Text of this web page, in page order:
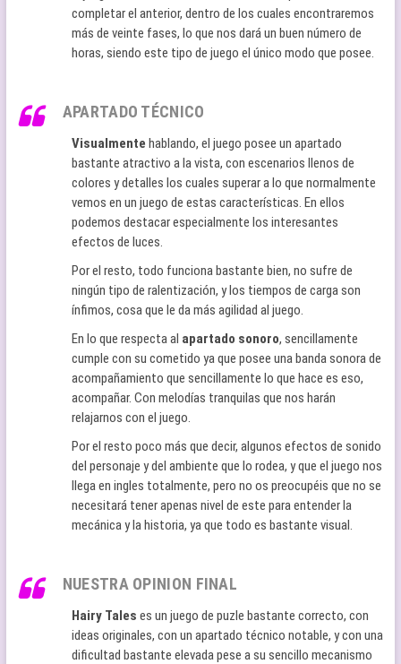
completar el anterior, dentro de los cuales encontraremos
más de veinte fases, lo que nos dará un buen número de
horas, siendo este tipo de juego el único modo que posee.
APARTADO TÉCNICO
Visualmente hablando, el juego posee un apartado
bastante atractivo a la vista, con escenarios llenos de
colores y detalles los cuales superar a lo que normalmente
vemos en un juego de estas características. En ellos
podemos destacar especialmente los interesantes
efectos de luces.
Por el resto, todo funciona bastante bien, no sufre de
ningún tipo de ralentización, y los tiempos de carga son
ínfimos, cosa que le da más agilidad al juego.
En lo que respecta al apartado sonoro, sencillamente
cumple con su cometido ya que posee una banda sonora de
acompañamiento que sencillamente lo que hace es eso,
acompañar. Con melodías tranquilas que nos harán
relajarnos con el juego.
Por el resto poco más que decir, algunos efectos de sonido
del personaje y del ambiente que lo rodea, y que el juego nos
llega en ingles totalmente, pero no os preocupéis que no se
necesitará tener apenas nivel de este para entender la
mecánica y la historia, ya que todo es bastante visual.
NUESTRA OPINION FINAL
Hairy Tales es un juego de puzle bastante correcto, con
ideas originales, con un apartado técnico notable, y con una
dificultad bastante elevada pese a su sencillo mecanismo